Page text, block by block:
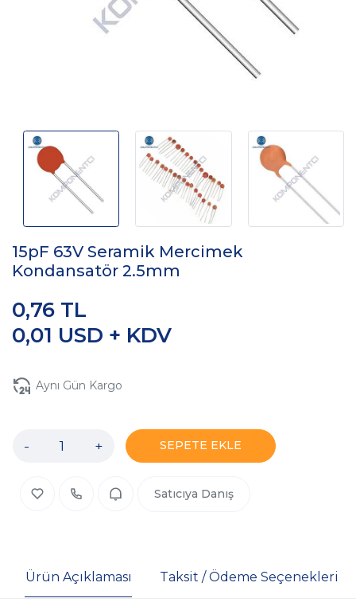
15pF 63V Seramik Mercimek
Kondansatör 2.5mm
0,01 USD + KDV
0,76 TL
Aynı Gün Kargo
- + SEPETE EKLE
Satıcıya Danış
Ürün Açıklaması Taksit / Ödeme Seçenekleri